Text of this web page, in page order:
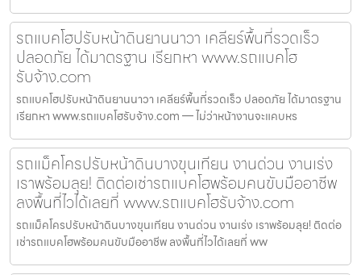
รถแบคโฮปรับหน้าดินยานนาวา เคลียร์พื้นที่รวดเร็ว
ปลอดภัย ได้มาตรฐาน เรียกหา www.รถแบคโฮ
รับจ้าง.com
รถแบคโฮปรับหน้าดินยานนาวา เคลียร์พื้นที่รวดเร็ว ปลอดภัย ได้มาตรฐาน
เรียกหา www.รถแบคโฮรับจ้าง.com — ไม่ว่าหน้างานจะแคบหร
รถแม็คโครปรับหน้าดินบางขุนเทียน งานด่วน งานเร่ง
เราพร้อมลุย! ติดต่อเช่ารถแบคโฮพร้อมคนขับมืออาชีพ
ลงพื้นที่ไวได้เลยที่ www.รถแบคโฮรับจ้าง.com
รถแม็คโครปรับหน้าดินบางขุนเทียน งานด่วน งานเร่ง เราพร้อมลุย! ติดต่อ
เช่ารถแบคโฮพร้อมคนขับมืออาชีพ ลงพื้นที่ไวได้เลยที่ ww